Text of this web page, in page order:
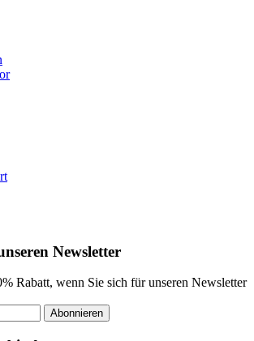
Newsletter
Rabatt, wenn Sie sich für unseren Newsletter
Abonnieren